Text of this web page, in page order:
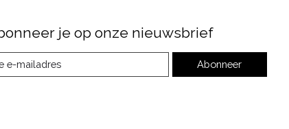
je op onze nieuwsbrief
Abonneer